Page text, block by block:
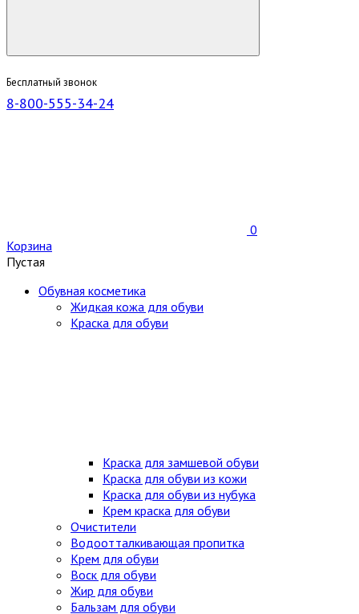
Бесплатный звонок
8-800-555-34-24
0
Корзина
Пустая
Обувная косметика
Жидкая кожа для обуви
Краска для обуви
Краска для замшевой обуви
Краска для обуви из кожи
Краска для обуви из нубука
Крем краска для обуви
Очистители
Водоотталкивающая пропитка
Крем для обуви
Воск для обуви
Жир для обуви
Бальзам для обуви